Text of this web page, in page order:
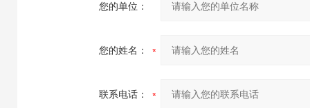
您的单位：
您的姓名：
联系电话：